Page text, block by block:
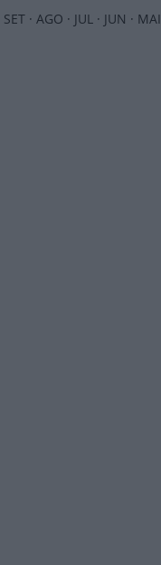
SET· AGO · JUL· JUN · MAI